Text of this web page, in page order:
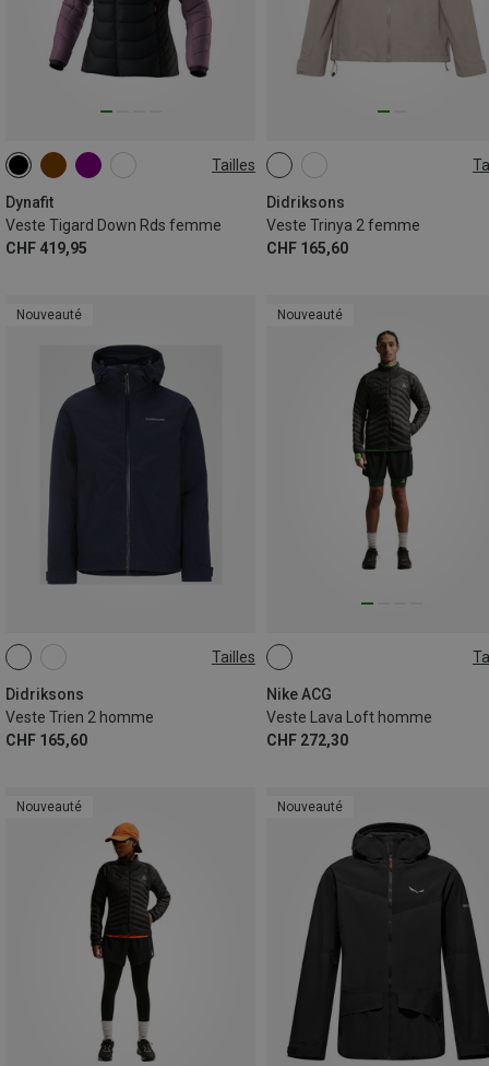
Tailles
Dynafit
Veste Tigard Down Rds femme
CHF 419,95
XS S M
Didriksons
Veste Trinya 2 femme
CHF 165,60
XS
XXL
Nouveauté
Tailles
Didriksons
Veste Trien 2 homme
CHF 165,60
S M
Nouveauté
Nike ACG
Veste Lava Loft homme
CHF 272,30
S
Nouveauté Nouveauté